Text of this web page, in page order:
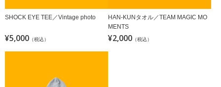
SHOCK EYE TEE／Vintage photo
¥5,000 （税込）
HAN-KUNタオル／TEAM MAGIC MO
MENTS
¥2,000 （税込）